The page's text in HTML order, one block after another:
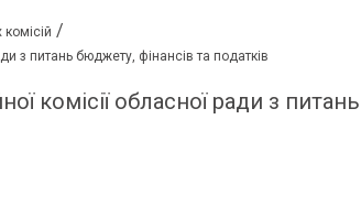
/
з питань бюджету, фінансів та податків
комісії обласної ради з